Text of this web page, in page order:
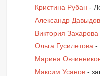
Кристина Рубан -
Александр Давыдов
Виктория Захарова
Ольга Гусилетова -
Марина
Максим Усанов -